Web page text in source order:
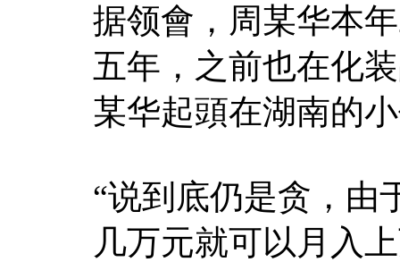
据领會，周某华本
五年，之前也在化
某华起頭在湖南的
“说到底仍是贪，由
几万元就可以月入